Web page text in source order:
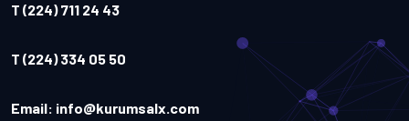
T (224) 711 24 43
T (224) 334 05 50
Email: info@kurumsalx.com